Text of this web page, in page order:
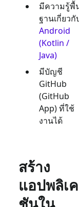
มีความรู้พื้
ฐานเกี่ยวกั
Android
(Kotlin /
Java)
มีบัญชี
GitHub
(GitHub
App)ที่ใช้
งานได้
สร้าง
แอปพลิเค